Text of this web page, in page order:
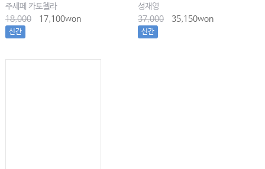
주세페 카토첼라
18,000
17,100won
신간
성재영
37,000
35,150won
신간